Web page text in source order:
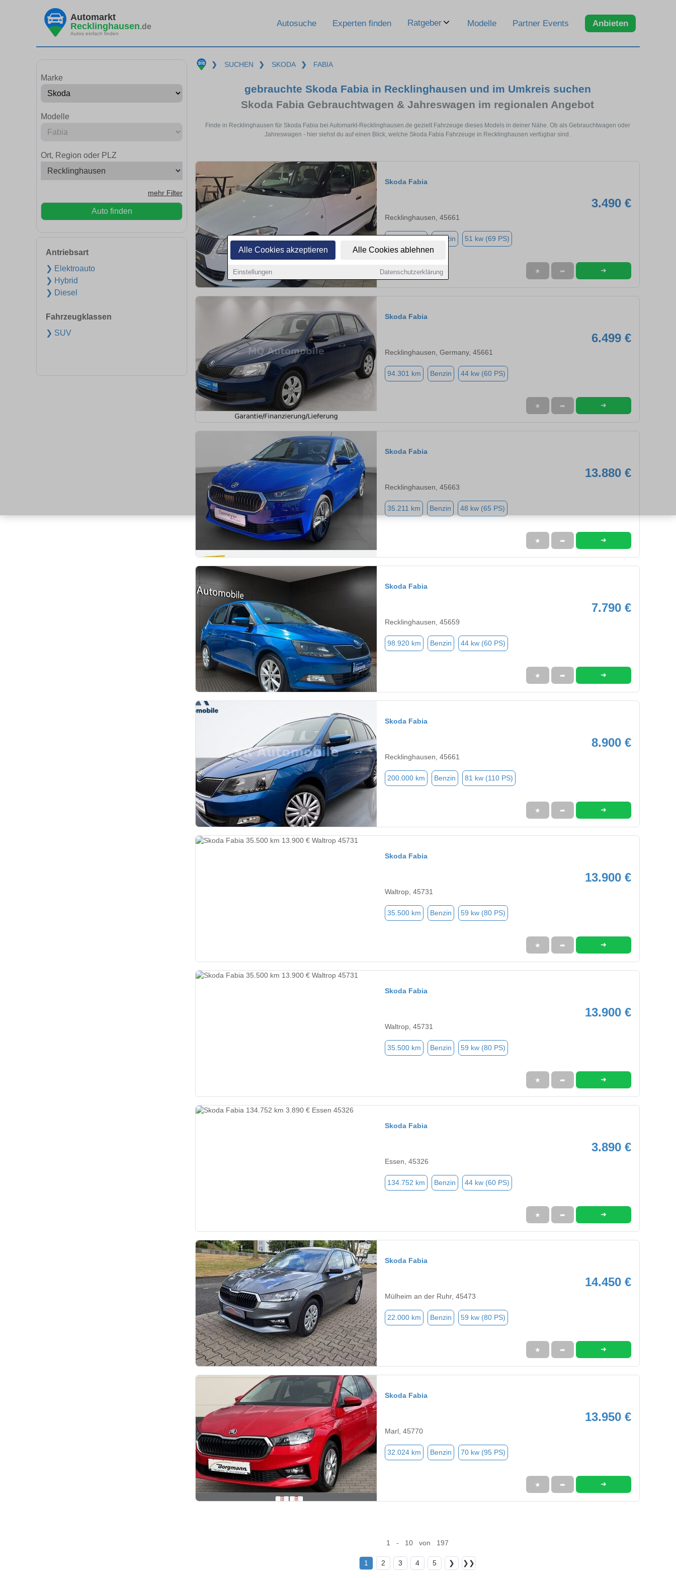
Alle Cookies akzeptieren Alle Cookies ablehnen
Einstellungen Datenschutzerklärung
Automarkt
Recklinghausen.de
Autos einfach finden
Autosuche Experten finden Ratgeber Modelle Partner Events Anbieten
Marke
Modelle
Ort, Region oder PLZ
mehr Filter
Auto finden
Antriebsart
❯ Elektroauto
❯ Hybrid
❯ Diesel
Fahrzeugklassen
❯ SUV
❯ SUCHEN ❯ SKODA ❯ FABIA
gebrauchte Skoda Fabia in Recklinghausen und im Umkreis suchen
Skoda Fabia Gebrauchtwagen & Jahreswagen im regionalen Angebot
Finde in Recklinghausen für Skoda Fabia bei Automarkt-Recklinghausen.de gezielt Fahrzeuge dieses Models in deiner Nähe. Ob als Gebrauchtwagen oder
Jahreswagen - hier siehst du auf einen Blick, welche Skoda Fabia Fahrzeuge in Recklinghausen verfügbar sind.
Skoda Fabia
3.490 €
Recklinghausen, 45661
Benzin 51 kw (69 PS)
★ ➦ ➜
Skoda Fabia
6.499 €
Recklinghausen, Germany, 45661
94.301 km Benzin 44 kw (60 PS)
★ ➦ ➜
Skoda Fabia
13.880 €
Recklinghausen, 45663
35.211 km Benzin 48 kw (65 PS)
★ ➦ ➜
Skoda Fabia
7.790 €
Recklinghausen, 45659
98.920 km Benzin 44 kw (60 PS)
★ ➦ ➜
Skoda Fabia
8.900 €
Recklinghausen, 45661
200.000 km Benzin 81 kw (110 PS)
★ ➦ ➜
Skoda Fabia
13.900 €
Waltrop, 45731
35.500 km Benzin 59 kw (80 PS)
★ ➦ ➜
Skoda Fabia
13.900 €
Waltrop, 45731
35.500 km Benzin 59 kw (80 PS)
★ ➦ ➜
Skoda Fabia
3.890 €
Essen, 45326
134.752 km Benzin 44 kw (60 PS)
★ ➦ ➜
Skoda Fabia
14.450 €
Mülheim an der Ruhr, 45473
22.000 km Benzin 59 kw (80 PS)
★ ➦ ➜
Skoda Fabia
13.950 €
Marl, 45770
32.024 km Benzin 70 kw (95 PS)
★ ➦ ➜
1 - 10 von 197
1 2 3 4 5 ❯ ❯❯